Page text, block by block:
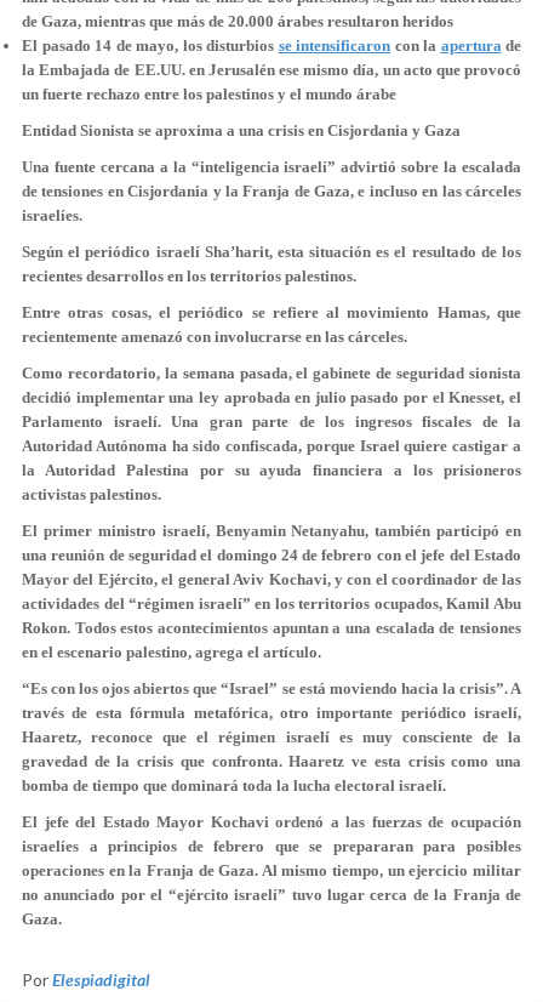
de Gaza, mientras que más de 20.000 árabes resultaron heridos
El pasado 14 de mayo, los disturbios se intensificaron con la aperturade
la Embajada de EE.UU. en Jerusalén ese mismo día, un acto que provocó
un fuerte rechazo entre los palestinos y el mundo árabe
Entidad Sionista se aproxima a una crisis en Cisjordania y Gaza
Una fuente cercana a la “inteligencia israelí” advirtió sobre la escalada
de tensiones en Cisjordania y la Franja de Gaza, e incluso en las cárceles
israelíes.
Según el periódico israelí Sha’harit, esta situación es el resultado de los
recientes desarrollos en los territorios palestinos.
Entre otras cosas, el periódico se refiere al movimiento Hamas, que
recientemente amenazó con involucrarse en las cárceles.
Como recordatorio, la semana pasada, el gabinete de seguridad sionista
decidió implementar una ley aprobada en julio pasado por el Knesset, el
Parlamento israelí. Una gran parte de los ingresos fiscales de la
Autoridad Autónoma ha sido confiscada, porque Israel quiere castigar a
la Autoridad Palestina por su ayuda financiera a los prisioneros
activistas palestinos.
El primer ministro israelí, Benyamin Netanyahu, también participó en
una reunión de seguridad el domingo 24 de febrero con el jefe del Estado
Mayor del Ejército, el general Aviv Kochavi, y con el coordinador de las
actividades del “régimen israelí” en los territorios ocupados, Kamil Abu
Rokon. Todos estos acontecimientos apuntan a una escalada de tensiones
en el escenario palestino, agrega el artículo.
“Es con los ojos abiertos que “Israel” se está moviendo hacia la crisis”. A
través de esta fórmula metafórica, otro importante periódico israelí,
Haaretz, reconoce que el régimen israelí es muy consciente de la
gravedad de la crisis que confronta. Haaretz ve esta crisis como una
bomba de tiempo que dominará toda la lucha electoral israelí.
El jefe del Estado Mayor Kochavi ordenó a las fuerzas de ocupación
israelíes a principios de febrero que se prepararan para posibles
operaciones en la Franja de Gaza. Al mismo tiempo, un ejercicio militar
no anunciado por el “ejército israelí” tuvo lugar cerca de la Franja de
Gaza.
PorElespiadigital